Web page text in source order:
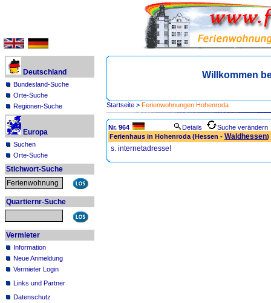
Deutschland
Bundesland-Suche
Orte-Suche
Regionen-Suche
Europa
Suchen
Orte-Suche
Stichwort-Suche
Quartiernr-Suche
Vermieter
Information
Neue Anmeldung
Vermieter Login
Links und Partner
Datenschutz
Willkommen
Startseite > Ferienwohnungen Hohenroda
Nr. 964 Details
Suche verändern
Ferienhaus in Hohenroda (Hessen - Waldhessen)
s. internetadresse!